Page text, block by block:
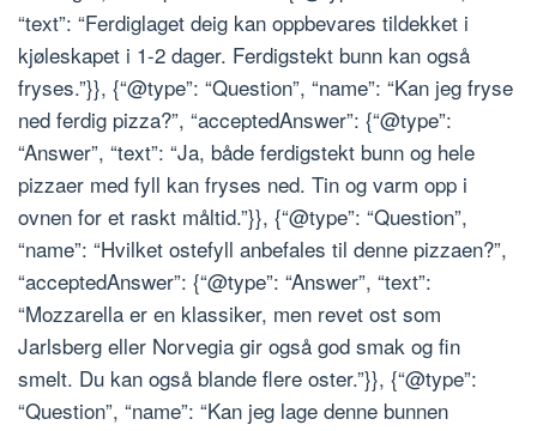
“text”: “Ferdiglaget deig kan oppbevares tildekket i
kjøleskapet i 1-2 dager. Ferdigstekt bunn kan også
fryses.”}}, {“@type”: “Question”, “name”: “Kan jeg fryse
ned ferdig pizza?”, “acceptedAnswer”: {“@type”:
“Answer”, “text”: “Ja, både ferdigstekt bunn og hele
pizzaer med fyll kan fryses ned. Tin og varm opp i
ovnen for et raskt måltid.”}}, {“@type”: “Question”,
“name”: “Hvilket ostefyll anbefales til denne pizzaen?”,
“acceptedAnswer”: {“@type”: “Answer”, “text”:
“Mozzarella er en klassiker, men revet ost som
Jarlsberg eller Norvegia gir også god smak og fin
smelt. Du kan også blande flere oster.”}}, {“@type”:
“Question”, “name”: “Kan jeg lage denne bunnen